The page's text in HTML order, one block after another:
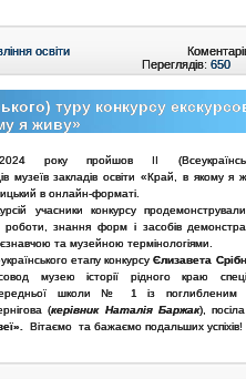
освіти
Переглядів: 650
туру конкурсу
я живу»
року пройшов ІІ
музеїв закладів освіти «Край, в якому я
в онлайн-форматі.
учасники конкурсу продемонстрували
роботи, знання форм і засобів
та музейною термінологіями.
етапу конкурсуЄлизавета
музею історії рідного краю
середньої школи № 1 із поглибленим
(керівник Наталія Баржак),
Вітаємо та бажаємо подальших успіхів!